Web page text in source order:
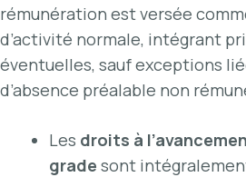
rémunération est versée
d’activité normale, intégrant
éventuelles, sauf exceptions
d’absence préalable non
Les droits à
grade sont